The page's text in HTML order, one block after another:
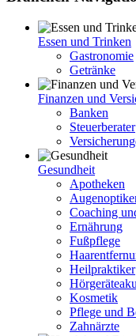
Essen und Trinken
Gastronomie
Getränke
Finanzen und
Banken
Steuerberater
Gesundheit
Apotheken
Coaching
Ernährung
Fußpflege
Heilpraktiker
Kosmetik
Pflege und
Zahnärzte